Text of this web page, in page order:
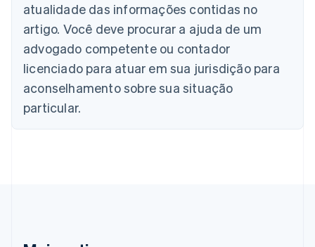
atualidade das informações contidas no
artigo. Você deve procurar a ajuda de um
advogado competente ou contador
licenciado para atuar em sua jurisdição para
aconselhamento sobre sua situação
particular.
Canadá
EnglishFrançais
China continental
简体中文
Chipre
English
Croácia
EnglishItaliano
Dinamarca